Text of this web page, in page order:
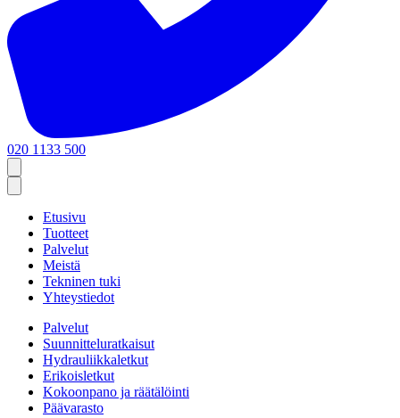
020 1133 500
Etusivu
Tuotteet
Palvelut
Meistä
Tekninen tuki
Yhteystiedot
Palvelut
Suunnitteluratkaisut
Hydrauliikkaletkut
Erikoisletkut
Kokoonpano ja räätälöinti
Päävarasto